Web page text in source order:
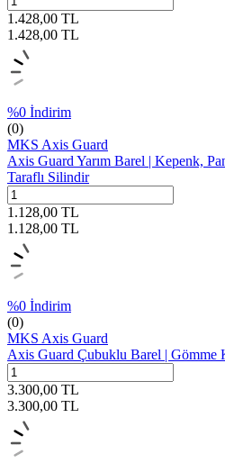
1.428,00 TL
1.428,00 TL
%0 İndirim
(0)
MKS Axis Guard
Axis Guard Yarım Barel | Kepenk,
Taraflı Silindir
1.128,00 TL
1.128,00 TL
%0 İndirim
(0)
MKS Axis Guard
Axis Guard Çubuklu Barel | Gömme
3.300,00 TL
3.300,00 TL